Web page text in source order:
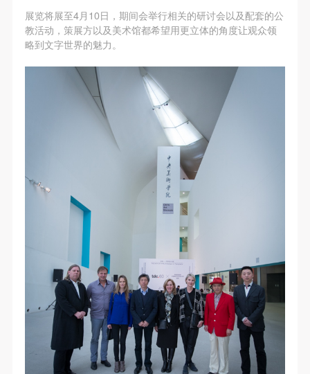
展览将展至4月10日，期间会举行相关的研讨会以及配套的公
教活动，策展方以及美术馆都希望用更立体的角度让观众领
略到文字世界的魅力。
任和经济责任。
第六条
参与活动者在参与活动时应当在美术馆工作人员及活
动导师、教师指导下进行，并正确的使用活动中所涉
及到的绘画工具、创作材料及配套设备、设施，若参
与者因个人原因在使用相应绘画工具、创作材料及配
套设备、设施造成个人受伤、伤害他人及造成相应工
具、材料、设备或设施的故障或损坏。参与活动者应
当承当相应的全部责任，并主动赔偿相应的经济损
失。活动中任何非事故当事人及美术馆将不承担人身
事故的任何责任。
中央美术学院美术馆肖像权许可使用协议
根据《中华人民共和国广告法》、《中华人民共和国
民法通则》以及 最高人民法院关于贯彻执行 《中华
人民共和国民法通则》若干问题的意见（试行）>的
有关规定，为明确肖像许可方（甲方）和使用方（乙
方）的权利义务关系，经双方友好协商，甲乙双方就
带有甲方肖像的作品的使用达成如下一致协议：
一、 一般约定
任和经济责任。
第六条
参与活动者在参与活动时应当在美术馆工作人员及活
动导师、教师指导下进行，并正确的使用活动中所涉
及到的绘画工具、创作材料及配套设备、设施，若参
与者因个人原因在使用相应绘画工具、创作材料及配
套设备、设施造成个人受伤、伤害他人及造成相应工
具、材料、设备或设施的故障或损坏。参与活动者应
当承当相应的全部责任，并主动赔偿相应的经济损
失。活动中任何非事故当事人及美术馆将不承担人身
事故的任何责任。
中央美术学院美术馆肖像权许可使用协议
根据《中华人民共和国广告法》、《中华人民共和国
民法通则》以及 最高人民法院关于贯彻执行 《中华
人民共和国民法通则》若干问题的意见（试行）>的
有关规定，为明确肖像许可方（甲方）和使用方（乙
方）的权利义务关系，经双方友好协商，甲乙双方就
带有甲方肖像的作品的使用达成如下一致协议：
一、 一般约定
任和经济责任。
第六条
参与活动者在参与活动时应当在美术馆工作人员及活
动导师、教师指导下进行，并正确的使用活动中所涉
及到的绘画工具、创作材料及配套设备、设施，若参
与者因个人原因在使用相应绘画工具、创作材料及配
套设备、设施造成个人受伤、伤害他人及造成相应工
具、材料、设备或设施的故障或损坏。参与活动者应
当承当相应的全部责任，并主动赔偿相应的经济损
失。活动中任何非事故当事人及美术馆将不承担人身
事故的任何责任。
中央美术学院美术馆肖像权许可使用协议
根据《中华人民共和国广告法》、《中华人民共和国
民法通则》以及 最高人民法院关于贯彻执行 《中华
人民共和国民法通则》若干问题的意见（试行）>的
有关规定，为明确肖像许可方（甲方）和使用方（乙
方）的权利义务关系，经双方友好协商，甲乙双方就
带有甲方肖像的作品的使用达成如下一致协议：
一、 一般约定